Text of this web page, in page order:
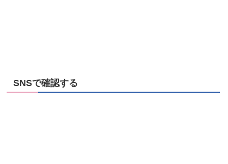
SNSで確認する